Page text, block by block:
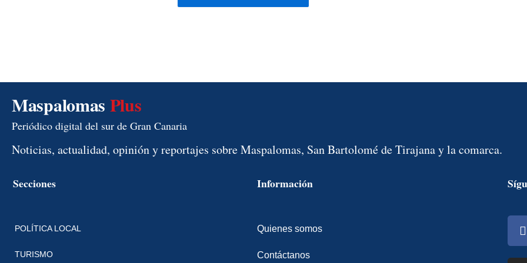
Maspalomas Plus
Periódico digital del sur de Gran Canaria
Noticias, actualidad, opinión y reportajes sobre Maspalomas, San Bartolomé de Tirajana y la comarca.
Secciones
POLÍTICA LOCAL
TURISMO
Información
Quienes somos
Contáctanos